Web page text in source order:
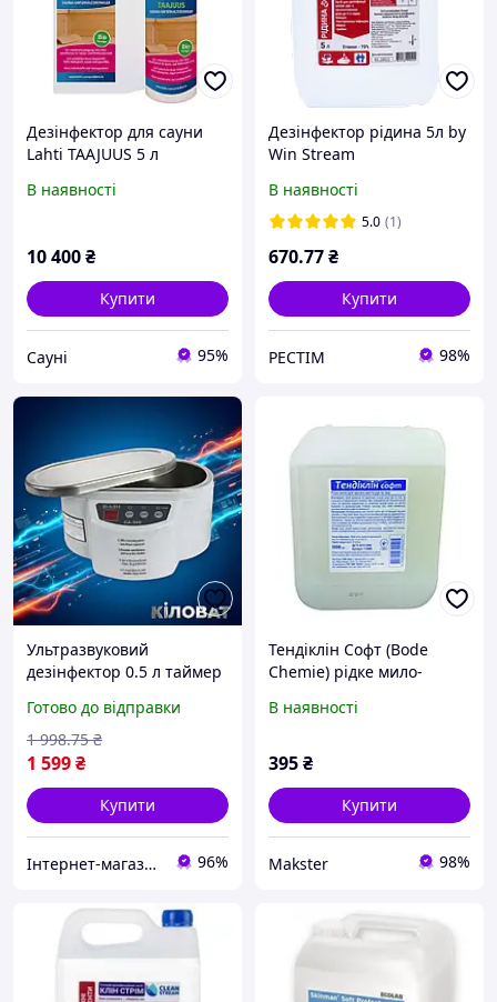
Дезінфектор для сауни
Lahti TAAJUUS 5 л
В наявності
10 400₴
Купити
Сауні 95%
Дезінфектор рідина 5л by
Win Stream
В наявності
5.0 (1)
670.77₴
Купити
РЕСТІМ 98%
Ультразвуковий
дезінфектор 0.5 л таймер
ультразвуковий
очищувач ультразвукова
мийка
Готово до відправки
1 599₴
1 998.75 ₴
Купити
Інтернет-магазин kilowat.in.ua 96%
Тендіклін Софт (Bode
Chemie) рідке мило-
шкіри, 5 л
В наявності
395₴
Купити
Makster 98%